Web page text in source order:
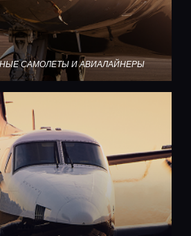
САМОЛЕТЫ И АВИАЛАЙНЕРЫ